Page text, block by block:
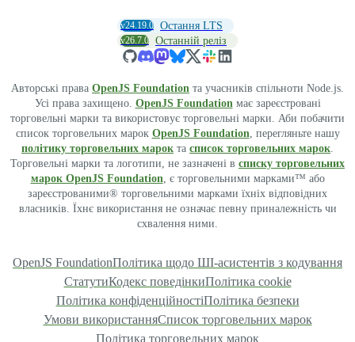
v24.19.0 Остання LTS
v26.7.0 Останній реліз
Авторські права OpenJS Foundation та учасників спільноти Node.js.
Усі права захищено. OpenJS Foundation має зареєстровані
торговельні марки та використовує торговельні марки. Аби побачити
список торговельних марок OpenJS Foundation , перегляньте нашу
політику торговельних марок та список торговельних марок
Торговельні марки та логотипи, не зазначені в списку торговельних
марок OpenJS Foundation , є торговельними марками™ або
зареєстрованими® торговельними марками їхніх відповідних
власників. Їхнє використання не означає певну приналежність чи
схвалення ними.
OpenJS FoundationПолітика щодо ШІ-асистентів з кодування
СтатутиКодекс поведінкиПолітика cookie
Політика конфіденційностіПолітика безпеки
Умови використанняСписок торговельних марок
Політика торговельних марок